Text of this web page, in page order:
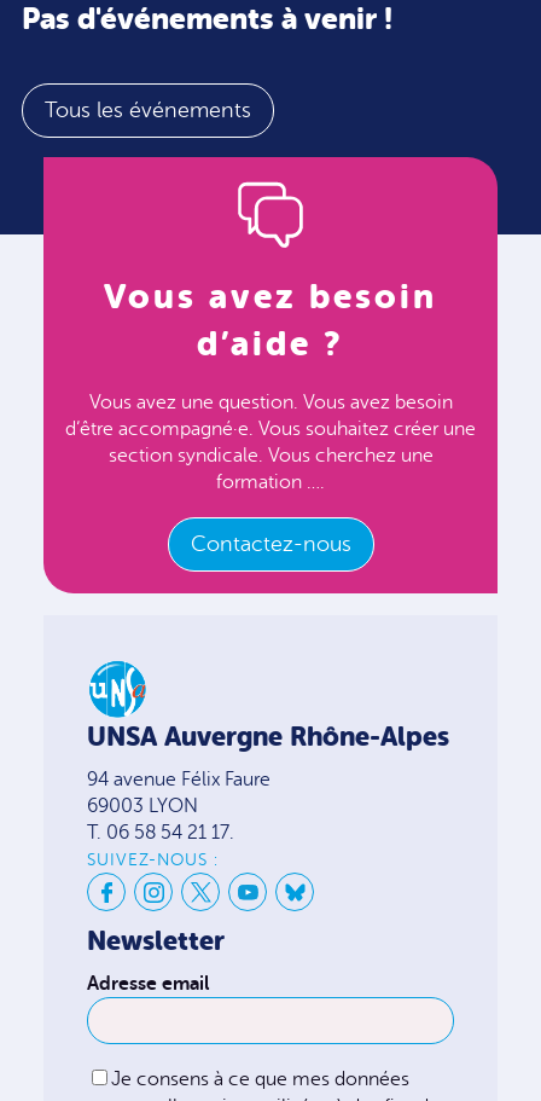
Pas d'événements à venir !
Tous les événements
Vous avez besoin
d’aide ?
Vous avez une question. Vous avez besoin
d’être accompagné·e. Vous souhaitez créer une
section syndicale. Vous cherchez une
formation ….
Contactez-nous
UNSA Auvergne Rhône-Alpes
94 avenue Félix Faure
69003 LYON
T. 06 58 54 21 17.
SUIVEZ-NOUS :
Newsletter
Adresse email
Je consens à ce que mes données